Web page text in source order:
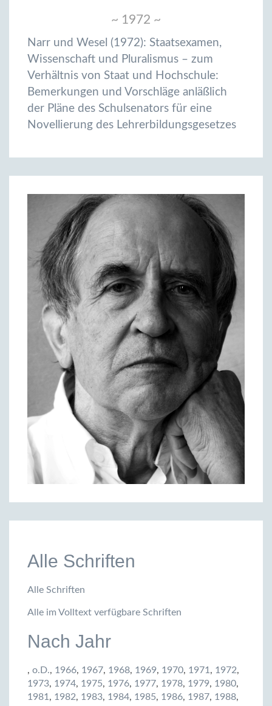
~ 1972 ~
Narr und Wesel (1972): Staatsexamen,
Wissenschaft und Pluralismus – zum
Verhältnis von Staat und Hochschule:
Bemerkungen und Vorschläge anläßlich
der Pläne des Schulsenators für eine
Novellierung des Lehrerbildungsgesetzes
Alle Schriften
Alle Schriften
Alle im Volltext verfügbare Schriften
Nach Jahr
, o.D., 1966, 1967, 1968, 1969, 1970, 1971, 1972,
1973, 1974, 1975, 1976, 1977, 1978, 1979, 1980,
1981, 1982, 1983, 1984, 1985, 1986, 1987, 1988,